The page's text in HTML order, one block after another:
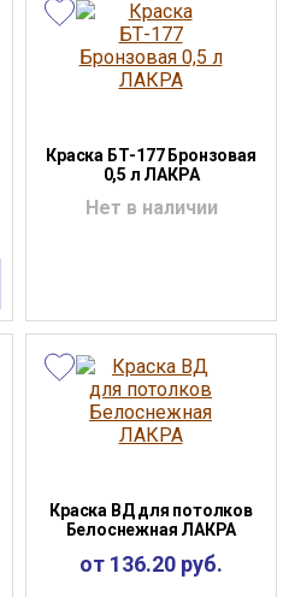
Краска БТ-177 Бронзовая
0,5 л ЛАКРА
Нет в наличии
Краска ВД для потолков
Белоснежная ЛАКРА
от 136.20 руб.